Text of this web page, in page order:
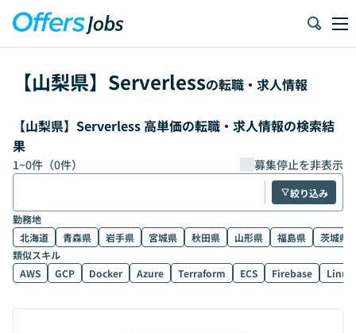
【山梨県】 Serverlessの転職・求人情報
【山梨県】Serverless 高単価の転職・求人情報の検索結
果
1~0件（0件） 募集停止を非表示
絞り込み
勤務地
北海道
青森県 岩手県 宮城県 秋田県 山形県 福島県
茨城県
類似スキル
AWS
GCP Docker Azure Terraform ECS Firebase Linux